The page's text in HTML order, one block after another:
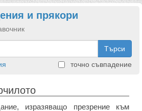
и прякори
Търси
точно съвпадение
изразяващо презрение към